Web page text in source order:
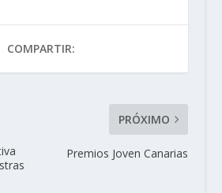
COMPARTIR:
PRÓXIMO
Premios Joven Canarias